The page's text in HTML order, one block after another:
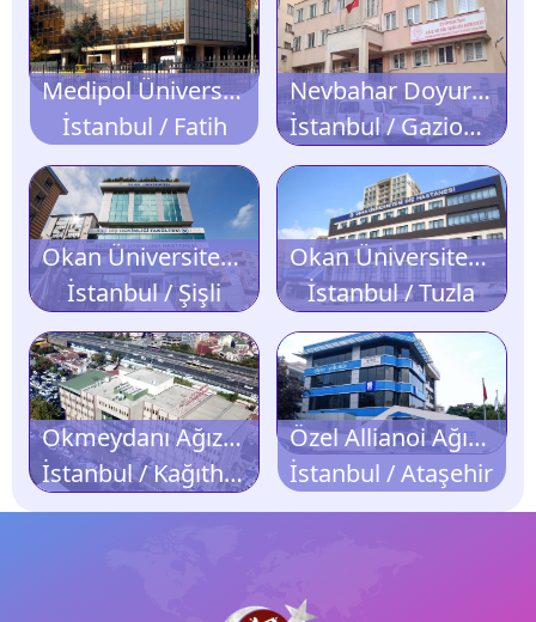
Medipol Üniversitesi Unkapanı Diş Hastanesi
İstanbul / Fatih
Nevbahar Doyuran Diş Tedavi ve Protez Merkezi
İstanbul / Gaziosmanpaşa
Okan Üniversitesi Mecidiyeköy Diş Hastanesi
İstanbul / Şişli
Okan Üniversitesi Tuzla Diş Hastanesi
İstanbul / Tuzla
Okmeydanı Ağız ve Diş Sağlığı Hastanesi
İstanbul / Kağıthane
Özel Allianoi Ağız ve Diş Sağlığı Polikliniği
İstanbul / Ataşehir